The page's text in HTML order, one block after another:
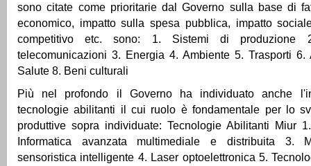
sono citate come prioritarie dal Governo sulla base di
economico, impatto sulla spesa pubblica, impatto
competitivo etc. sono: 1. Sistemi di produzione
telecomunicazioni 3. Energia 4. Ambiente 5. Trasporti 6.
Salute 8. Beni culturali
Più nel profondo il Governo ha individuato anche
tecnologie abilitanti il cui ruolo è fondamentale per lo
produttive sopra individuate: Tecnologie Abilitanti Miur
Informatica avanzata multimediale e distribuita 3.
sensoristica intelligente 4. Laser optoelettronica 5.